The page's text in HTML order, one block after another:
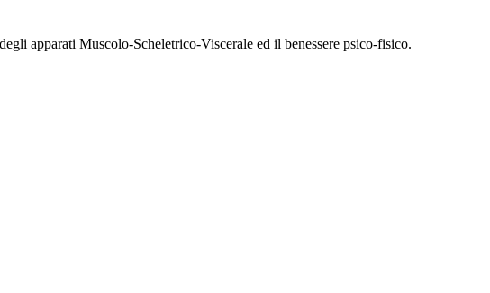
apparati Muscolo-Scheletrico-Viscerale ed il benessere psico-fisico.